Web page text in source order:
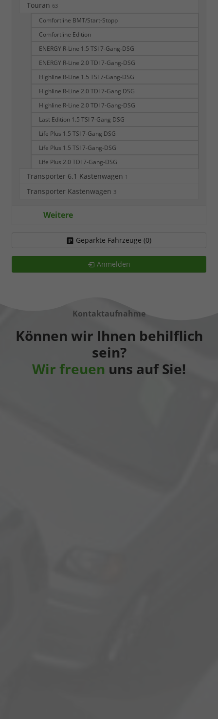
Touran 63
Comfortline BMT/Start-Stopp
Comfortline Edition
ENERGY R-Line 1.5 TSI 7-Gang-DSG
ENERGY R-Line 2.0 TDI 7-Gang-DSG
Highline R-Line 1.5 TSI 7-Gang-DSG
Highline R-Line 2.0 TDI 7-Gang DSG
Highline R-Line 2.0 TDI 7-Gang-DSG
Last Edition 1.5 TSI 7-Gang DSG
Life Plus 1.5 TSI 7-Gang DSG
Life Plus 1.5 TSI 7-Gang-DSG
Life Plus 2.0 TDI 7-Gang-DSG
Transporter 6.1 Kastenwagen 1
Transporter Kastenwagen 3
Weitere
Geparkte Fahrzeuge (0)
Anmelden
Kontaktaufnahme
Können wir Ihnen behilflich
sein?
Wir freuen uns auf Sie!